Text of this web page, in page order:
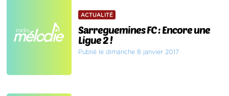
ACTUALITÉ
Sarreguemines FC : Encore une
Ligue 2 !
Publié le dimanche 8 janvier 2017